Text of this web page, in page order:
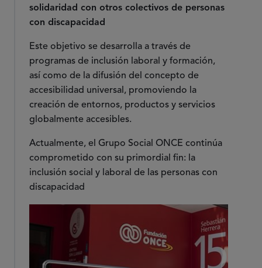
integrar
Talento,
y
Rentabilidad
solidaridad con otros colectivos de personas
con discapacidad
Este objetivo se desarrolla a través de
programas de inclusión laboral y formación,
así como de la difusión del concepto de
accesibilidad universal, promoviendo la
creación de entornos, productos y servicios
globalmente accesibles.
Actualmente, el Grupo Social ONCE continúa
comprometido con su primordial fin: la
inclusión social y laboral de las personas con
discapacidad